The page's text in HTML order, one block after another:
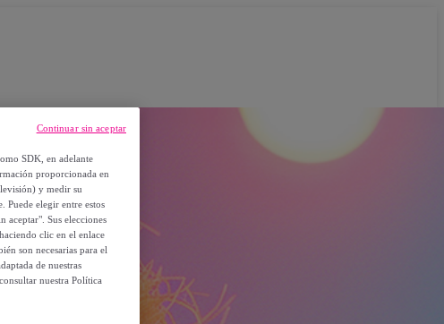
SDK, en adelante
proporcionada en
y medir su
Puede elegir entre estos
aceptar". Sus elecciones
clic en el enlace
son necesarias para el
de nuestras
nuestra Política
Continuar sin aceptar